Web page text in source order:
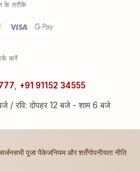
के तरीके
करें
+91 91152 34555
/ रवि: दोपहर 12 बजे - शाम 6 बजे
सभी पूजा पैकेजनियम और शर्तेंगोपनीयता नीति